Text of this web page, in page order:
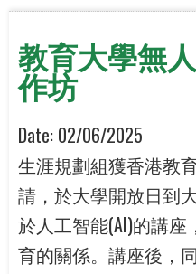
教育大學無
作坊
Date: 02/06/2025
生涯規劃組獲香港教
請，於大學開放日到
於人工智能(AI)的講
育的關係。講座後，